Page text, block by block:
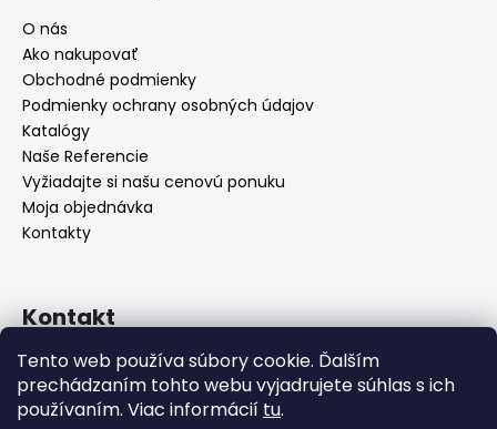
Tento web používa súbory cookie. Ďalším
prechádzaním tohto webu vyjadrujete súhlas s ich
používaním. Viac informácií tu.
O nás
Ako nakupovať
Obchodné podmienky
Podmienky ochrany osobných údajov
Katalógy
Naše Referencie
Vyžiadajte si našu cenovú ponuku
Moja objednávka
Kontakty
Kontakt
info@seevey.sk
+421 907 167 346
+421 911 387 731